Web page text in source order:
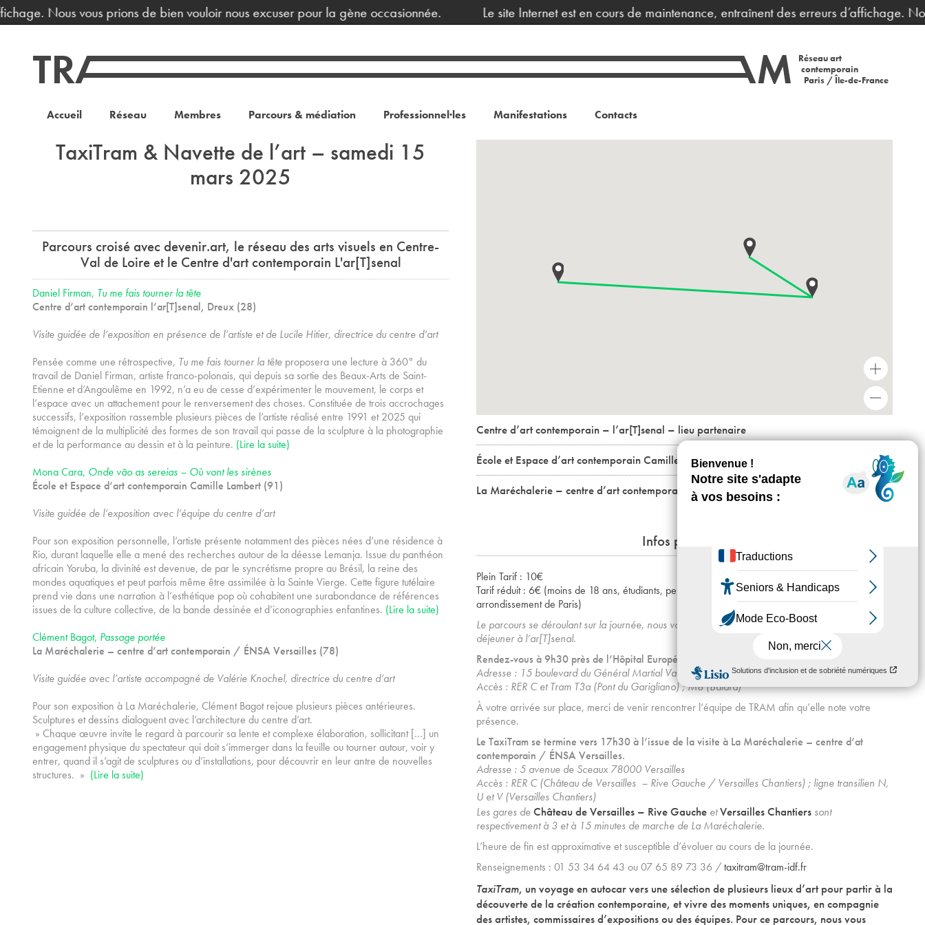
Nous vous prions de bien vouloir nous excuser pour la gène occasionnée. Le site Internet est en cours de maintenance, entraînent des erreurs d’affichage.
Réseau art
contemporain
Paris / Île-de-France
Accueil Réseau Membres Parcours & médiation Professionnel·les Manifestations Contacts
TaxiTram & Navette de l’art – samedi 15
mars 2025
Parcours croisé avec devenir.art, le réseau des arts visuels en Centre-
Val de Loire et le Centre d'art contemporain L'ar[T]senal
Daniel Firman, Tu me fais tourner la tête
Centre d’art contemporain l’ar[T]senal, Dreux (28)
Visite guidée de l’exposition en présence de l’artiste et de Lucile Hitier, directrice du centre d’art
Pensée comme une rétrospective, Tu me fais tourner la tête proposera une lecture à 360° du
travail de Daniel Firman, artiste franco-polonais, qui depuis sa sortie des Beaux-Arts de Saint-
Etienne et d’Angoulême en 1992, n’a eu de cesse d’expérimenter le mouvement, le corps et
l’espace avec un attachement pour le renversement des choses. Constituée de trois accrochages
successifs, l’exposition rassemble plusieurs pièces de l’artiste réalisé entre 1991 et 2025 qui
témoignent de la multiplicité des formes de son travail qui passe de la sculpture à la photographie
et de la performance au dessin et à la peinture. (Lire la suite)
Mona Cara, Onde vão as sereias – Où vont les sirènes
École et Espace d’art contemporain Camille Lambert (91)
Visite guidée de l’exposition avec l’équipe du centre d’art
Pour son exposition personnelle, l’artiste présente notamment des pièces nées d’une résidence à
Rio, durant laquelle elle a mené des recherches autour de la déesse Lemanja. Issue du panthéon
africain Yoruba, la divinité est devenue, de par le syncrétisme propre au Brésil, la reine des
mondes aquatiques et peut parfois même être assimilée à la Sainte Vierge. Cette figure tutélaire
prend vie dans une narration à l’esthétique pop où cohabitent une surabondance de références
issues de la culture collective, de la bande dessinée et d’iconographies enfantines. (Lire la suite)
Clément Bagot, Passage portée
La Maréchalerie – centre d’art contemporain / ÉNSA Versailles (78)
Visite guidée avec l’artiste accompagné de Valérie Knochel, directrice du centre d’art
Pour son exposition à La Maréchalerie, Clément Bagot rejoue plusieurs pièces antérieures.
Sculptures et dessins dialoguent avec l’architecture du centre d’art.
» Chaque œuvre invite le regard à parcourir sa lente et complexe élaboration, sollicitant […] un
engagement physique du spectateur qui doit s’immerger dans la feuille ou tourner autour, voir y
entrer, quand il s’agit de sculptures ou d’installations, pour découvrir en leur antre de nouvelles
structures. » (Lire la suite)
+
Centre d’art contemporain – l’ar[T]senal – lieu partenaire
École et Espace d’art contemporain Camille Lambert
La Maréchalerie – centre d’art contemporain / ÉNSA Versailles
Infos pratiques
Plein Tarif : 10€
Tarif réduit : 6€ (moins de 18 ans, étudiants, personnes en recherche d’emploi, résidents du 19e
arrondissement de Paris)
Le parcours se déroulant sur la journée, nous vous invitons à prendre votre pique-nique pour
déjeuner à l’ar[T]senal.
Rendez-vousà 9h30 près de l’Hôpital Européen Georges Pompidou.
Adresse : 15 boulevard du Général Martial Valin 75015 Paris
Accès : RER C et Tram T3a (Pont du Garigliano) ; M8 (Balard)
À votre arrivée sur place, merci de venir rencontrer l’équipe de TRAM afin qu’elle note votre
présence.
Le TaxiTram se termine vers 17h30 à l’issue de la visite à La Maréchalerie – centre d’at
contemporain / ÉNSA Versailles.
Adresse : 5 avenue de Sceaux 78000 Versailles
Accès : RER C (Château de Versailles – Rive Gauche / Versailles Chantiers) ; ligne transilien N,
U et V (Versailles Chantiers)
Les gares deChâteau de Versailles – Rive Gauche etVersailles Chantiers sont
respectivement à 3 et à 15 minutes de marche de La Maréchalerie.
L’heure de fin est approximative et susceptible d’évoluer au cours de la journée.
Renseignements : 01 53 34 64 43 ou 07 65 89 73 36 /taxitram@tram-idf.fr
TaxiTram, un voyage en autocar vers une sélection de plusieurs lieux d’art pour partir à la
découverte de la création contemporaine, et vivre des moments uniques, en compagnie
des artistes, commissaires d’expositions ou des équipes. Pour ce parcours, nous vous